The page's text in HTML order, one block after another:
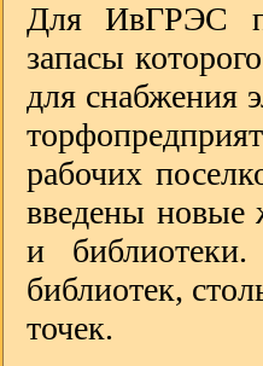
Для ИвГРЭС
запасы
для снабжения
рабочих
введены
и
библиотек,
точек.